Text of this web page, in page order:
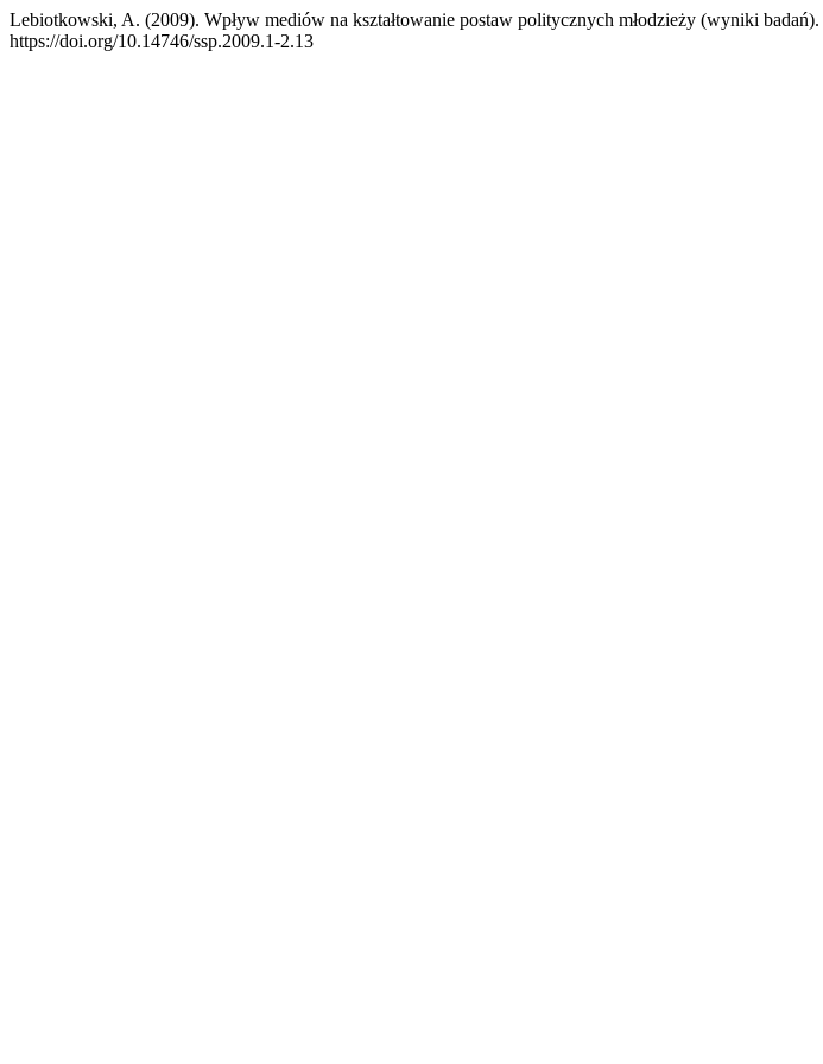
Lebiotkowski, A. (2009). Wpływ mediów na kształtowanie postaw politycznych młodzieży (wyniki badań).
https://doi.org/10.14746/ssp.2009.1-2.13